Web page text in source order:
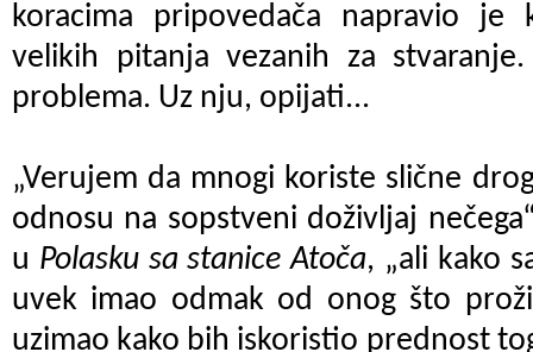
koracima pripovedača napravio
velikih pitanja vezanih za
problema. Uz nju, opijati...
„Verujem da mnogi koriste slične
odnosu na sopstveni doživljaj
u Polasku sa stanice Atoča, „ali kako
uvek imao odmak od onog što
uzimao kako bih iskoristio prednost